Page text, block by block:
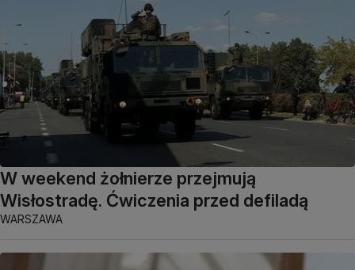
W weekend żołnierze przejmują
Wisłostradę. Ćwiczenia przed defiladą
WARSZAWA